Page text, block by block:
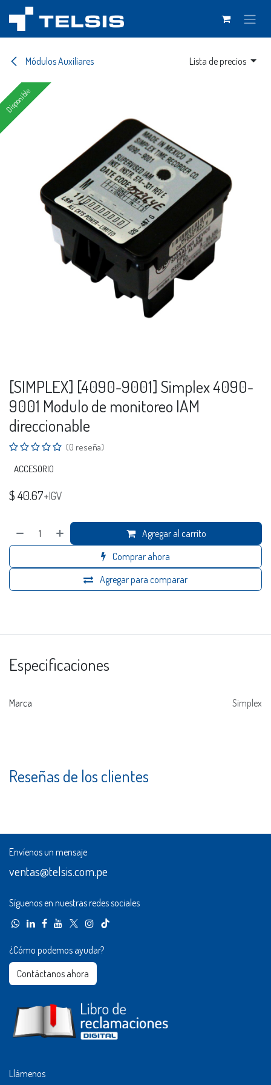
Ir al contenido
Módulos Auxiliares Lista de precios
Disponible
[SIMPLEX] [4090-9001] Simplex 4090-
9001 Modulo de monitoreo IAM
direccionable
(0 reseña)
ACCESORIO
$40.67+IGV
Agregar al carrito
Comprar ahora
Agregar para comparar
Especificaciones
Marca Simplex
Reseñas de los clientes
Envíenos un mensaje
ventas@telsis.com.pe
Síguenos en nuestras redes sociales
¿Cómo podemos ayudar?
Contáctanos ahora​​
Llámenos